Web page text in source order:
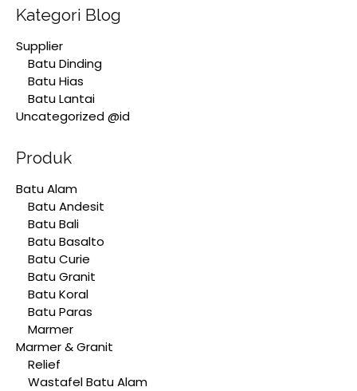
Kategori Blog
Supplier
Batu Dinding
Batu Hias
Batu Lantai
Uncategorized @id
Produk
Batu Alam
Batu Andesit
Batu Bali
Batu Basalto
Batu Curie
Batu Granit
Batu Koral
Batu Paras
Marmer
Marmer & Granit
Relief
Wastafel Batu Alam